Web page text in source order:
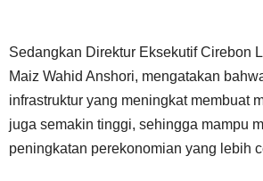
Sedangkan Direktur Eksekutif Cirebon
Maiz Wahid Anshori, mengatakan
infrastruktur yang meningkat membuat
juga semakin tinggi, sehingga mampu
peningkatan perekonomian yang lebih